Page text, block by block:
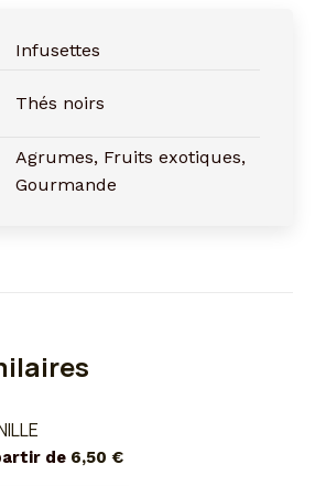
Infusettes
Thés noirs
Agrumes, Fruits exotiques,
Gourmande
de 6,50 €